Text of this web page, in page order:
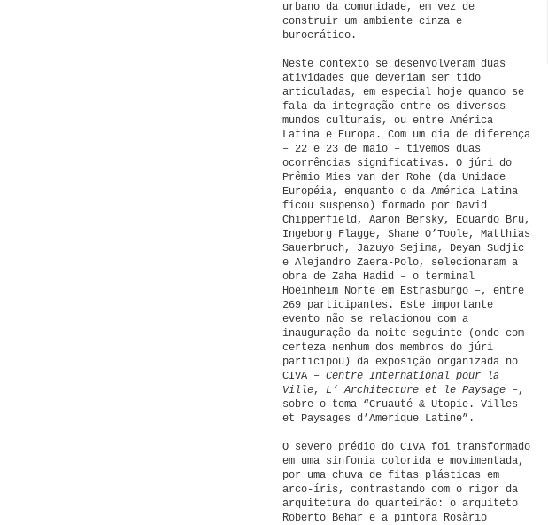
urbano da comunidade, em vez de
construir um ambiente cinza e
burocrático.
Neste contexto se desenvolveram duas
atividades que deveriam ser tido
articuladas, em especial hoje quando se
fala da integração entre os diversos
mundos culturais, ou entre América
Latina e Europa. Com um dia de diferença
– 22 e 23 de maio – tivemos duas
ocorrências significativas. O júri do
Prêmio Mies van der Rohe (da Unidade
Européia, enquanto o da América Latina
ficou suspenso) formado por David
Chipperfield, Aaron Bersky, Eduardo Bru,
Ingeborg Flagge, Shane O’Toole, Matthias
Sauerbruch, Jazuyo Sejima, Deyan Sudjic
e Alejandro Zaera-Polo, selecionaram a
obra de Zaha Hadid – o terminal
Hoeinheim Norte em Estrasburgo –, entre
269 participantes. Este importante
evento não se relacionou com a
inauguração da noite seguinte (onde com
certeza nenhum dos membros do júri
participou) da exposição organizada no
CIVA – Centre International pour la
Ville, L’ Architecture et le Paysage –,
sobre o tema “Cruauté & Utopie. Villes
et Paysages d’Amerique Latine”.
O severo prédio do CIVA foi transformado
em uma sinfonia colorida e movimentada,
por uma chuva de fitas plásticas em
arco-íris, contrastando com o rigor da
arquitetura do quarteirão: o arquiteto
Roberto Behar e a pintora Rosàrio